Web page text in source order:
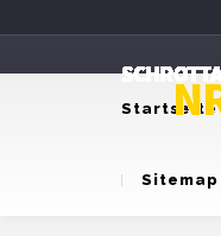
Startseite
Sitemap